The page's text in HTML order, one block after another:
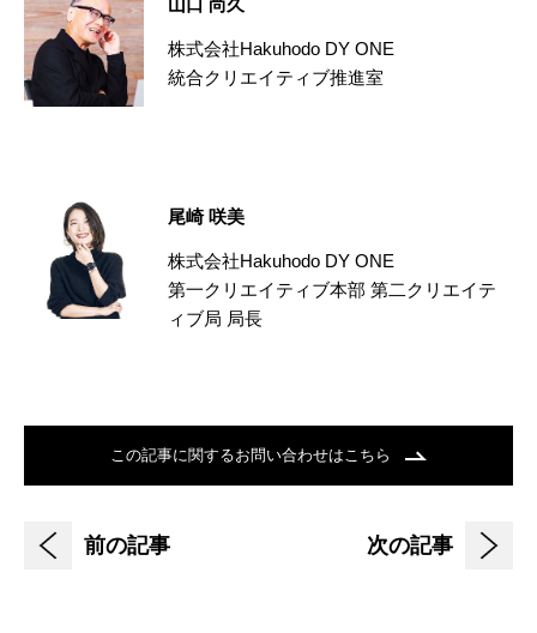
株式会社Hakuhodo DY ONE
統合クリエイティブ推進室
尾崎 咲美
株式会社Hakuhodo DY ONE
第一クリエイティブ本部 第二クリエイテ
ィブ局 局長
この記事に関するお問い合わせはこちら
前の記事 次の記事